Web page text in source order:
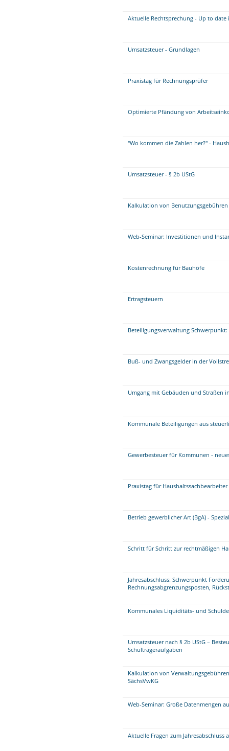
Aktuelle Rechtsprechung - Up to
Umsatzsteuer - Grundlagen
Praxistag für Rechnungsprüfer
Optimierte Pfändung von
"Wo kommen die Zahlen her?" -
Umsatzsteuer - § 2b UStG
Kalkulation von
Web-Seminar: Investitionen und
Kostenrechnung für Bauhöfe
Ertragsteuern
Beteiligungsverwaltung
Buß- und Zwangsgelder in der
Umgang mit Gebäuden und Straßen
Kommunale Beteiligungen aus
Gewerbesteuer für Kommunen -
Praxistag für
Betrieb gewerblicher Art (BgA) -
Schritt für Schritt zur rechtmäßigen
Jahresabschluss: Schwerpunkt
Rechnungsabgrenzungsposten,
Kommunales Liquiditäts- und
Umsatzsteuer nach § 2b UStG –
Schulträgeraufgaben
Kalkulation von
SächsVwKG
Web-Seminar: Große Datenmengen
Aktuelle Fragen zum Jahresabschluss